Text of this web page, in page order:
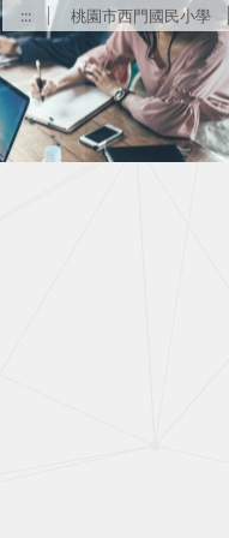
::: 桃園市西門國民小學